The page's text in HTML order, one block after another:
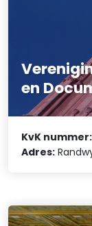
en
KvK nummer:
Adres: